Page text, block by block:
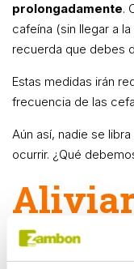
prolongadamente.
cafeína (sin llegar a
recuerda que debes
Estas medidas irán
frecuencia de las
Aún así, nadie se
ocurrir. ¿Qué